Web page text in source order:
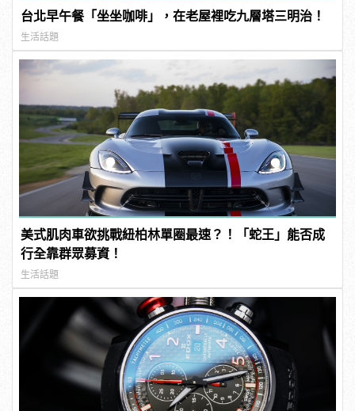
台北早午餐「坐坐咖啡」，在老屋裡吃九層塔三明治！
生活話題
美式肌肉車欲挑戰紐柏林單圈最速？！「蛇王」能否成
行全靠群眾募資！
生活話題